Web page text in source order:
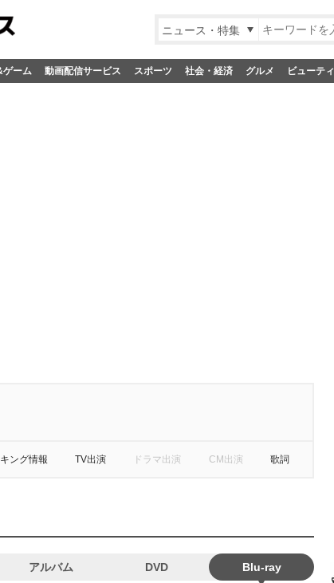
ニュース・特集
ゲーム 動画配信サービス スポーツ 社会・経済 グルメ ビューティ
ング情報 TV出演 ドラマ出演 CM出演 歌詞
アルバム DVD Blu-ray